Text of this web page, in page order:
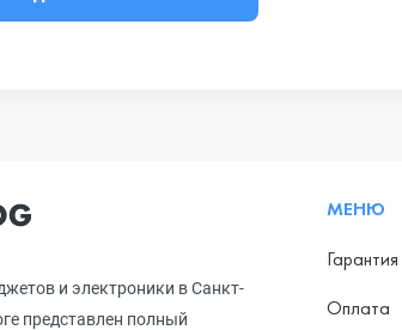
и электроники в Санкт-
представлен полный
МЕНЮ
Гарантия
Оплата